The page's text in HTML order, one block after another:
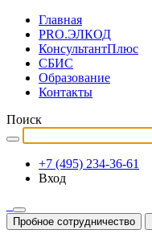
Главная
PRO.ЭЛКОД
КонсультантПлюс
СБИС
Образование
Контакты
Поиск
+7 (495) 234-36-61
Вход
Пробное сотрудничество